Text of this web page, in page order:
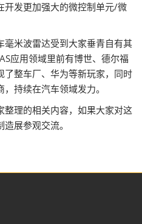
开发更加强大的微控制单元/微
米波雷达受到大家垂青自有其
应用领域里前有博世、德尔福
整车厂、华为等新玩家，同时
持续在汽车领域发力。
整理的相关内容，如果大家对这
展参观交流。